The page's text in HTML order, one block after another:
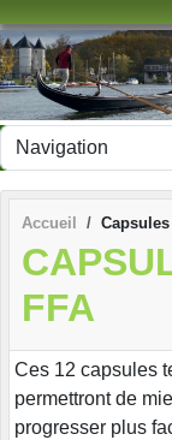
Accueil
FFA
Ces 12 capsules
permettront de
progresser plus